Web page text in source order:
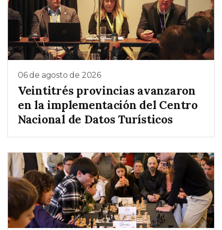
06 de agosto de 2026
Veintitrés provincias avanzaron
en la implementación del Centro
Nacional de Datos Turísticos